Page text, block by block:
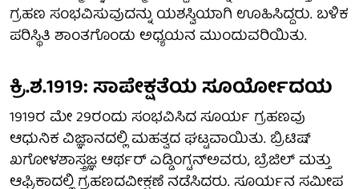
ಗ್ರಹಣ ಸಂಭವಿಸುವುದನ್ನು ಯಶಸ್ವಿಯಾಗಿ ಊಹಿಸಿದ್ದರು. ಬಳಿಕ
ಪರಿಸ್ಥಿತಿ ಶಾಂತಗೊಂಡು ಅಧ್ಯಯನ ಮುಂದುವರಿಯಿತು.
ಕ್ರಿ.ಶ.1919: ಸಾಪೇಕ್ಷತೆಯ ಸೂರ್ಯೋದಯ
1919ರ ಮೇ 29ರಂದು ಸಂಭವಿಸಿದ ಸೂರ್ಯ ಗ್ರಹಣವು
ಆಧುನಿಕ ವಿಜ್ಞಾನದಲ್ಲಿ ಮಹತ್ವದ ಘಟ್ಟವಾಯಿತು. ಬ್ರಿಟಿಷ್
ಖಗೋಳಶಾಸ್ತ್ರಜ್ಞ ಆರ್ಥರ್ ಎಡ್ಡಿಂಗ್ಟನ್ಅವರು, ಬ್ರೆಜಿಲ್ ಮತ್ತು
ಆಫ್ರಿಕಾದಲ್ಲಿ ಗ್ರಹಣದವೀಕ್ಷಣೆ ನಡೆಸಿದರು. ಸೂರ್ಯನ ಸಮೀಪ